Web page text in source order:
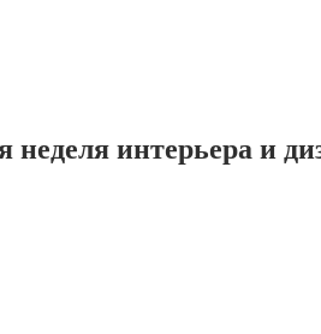
интерьера и